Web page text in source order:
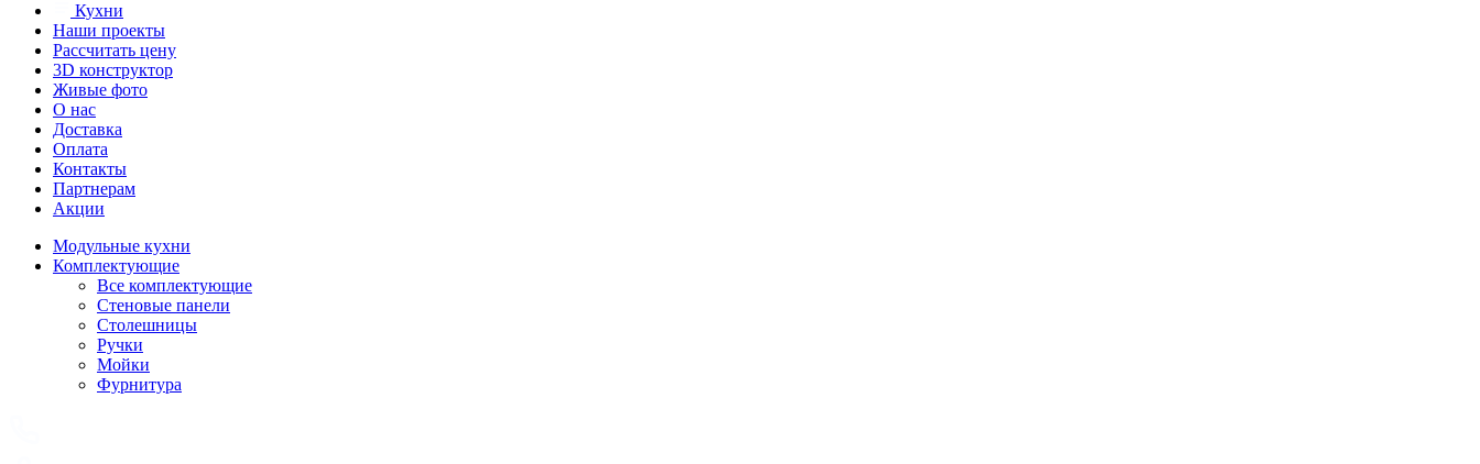
Кухни
Наши проекты
Рассчитать цену
3D конструктор
Живые фото
О нас
Доставка
Оплата
Контакты
Партнерам
Акции
Модульные кухни
Комплектующие
Все комплектующие
Стеновые панели
Столешницы
Ручки
Мойки
Фурнитура